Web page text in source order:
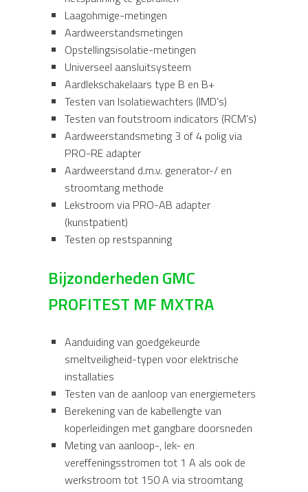
Laagohmige-metingen
Aardweerstandsmetingen
Opstellingsisolatie-metingen
Universeel aansluitsysteem
Aardlekschakelaars type B en B+
Testen van Isolatiewachters (IMD’s)
Testen van foutstroom indicators (RCM’s)
Aardweerstandsmeting 3 of 4 polig via
PRO-RE adapter
Aardweerstand d.m.v. generator-/ en
stroomtang methode
Lekstroom via PRO-AB adapter
(kunstpatient)
Testen op restspanning
Bijzonderheden GMC
PROFITEST MF MXTRA
Aanduiding van goedgekeurde
smeltveiligheid-typen voor elektrische
installaties
Testen van de aanloop van energiemeters
Berekening van de kabellengte van
koperleidingen met gangbare doorsneden
Meting van aanloop-, lek- en
vereffeningsstromen tot 1 A als ook de
werkstroom tot 150 A via stroomtang